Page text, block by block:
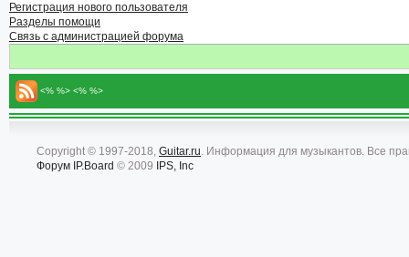
Регистрация нового пользователя
Разделы помощи
Связь с администрацией форума
<% %> <% %>
Copyright © 1997-2018, Guitar.ru. Информация для музыкантов. Все
Форум IP.Board © 2009 IPS, Inc